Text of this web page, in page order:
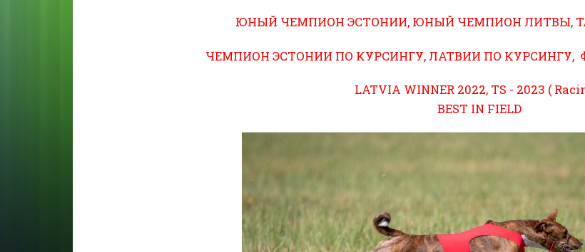
ЮНЫЙ ЧЕМПИОН ЭСТОНИИ, ЮНЫЙ ЧЕМПИОН ЛИТВЫ,
ЧЕМПИОН ЭСТОНИИ ПО КУРСИНГУ, ЛАТВИИ ПО
LATVIA WINNER 2022, TS - 2023 (
BEST IN FIELD